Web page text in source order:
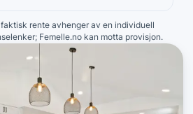
rente avhenger av en individuell
Femelle.no kan motta provisjon.